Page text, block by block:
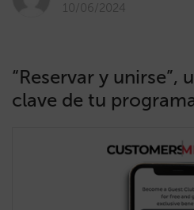
10/06/2024
“Reservar y unirse”,
clave de tu